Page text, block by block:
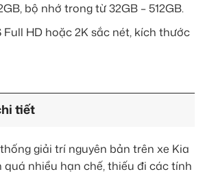
bộ nhớ trong từ 32GB – 512GB.
Full HD hoặc 2K sắc nét, kích thước
tiết
giải trí nguyên bản trên xe Kia
quá nhiều hạn chế, thiếu đi các tính